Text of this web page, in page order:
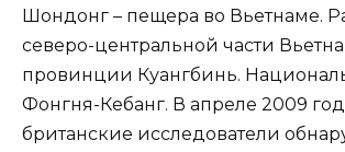
Шондонг – пещера во Вьетнаме.
северо-центральной части
провинции Куангбинь.
Фонгня-Кебанг. В апреле 2009
британские исследователи